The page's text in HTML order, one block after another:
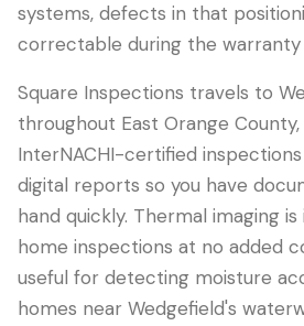
systems, defects in that
correctable during the warranty
Square Inspections travels to
throughout East Orange
InterNACHI-certified
digital reports so you have
hand quickly. Thermal imaging
home inspections at no added
useful for detecting moisture
homes near Wedgefield's